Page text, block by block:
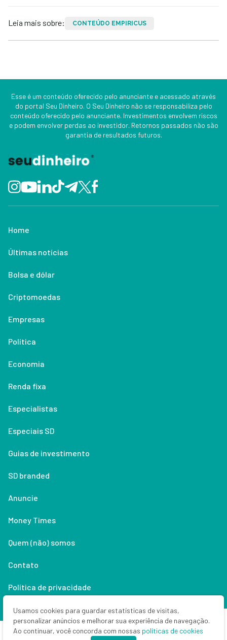
Leia mais sobre: CONTEÚDO EMPIRICUS
Esse é um conteúdo oferecido pelo anunciante e acessado através
do portal Seu Dinheiro. O Seu Dinheiro não se responsabiliza pelo
conteúdo oferecido pelo anunciante. Investimentos envolvem riscos
e podem envolver perdas ao investidor. Retornos passados não são
garantia de resultados futuros.
Home
Últimas notícias
Bolsa e dólar
Criptomoedas
Empresas
Política
Economia
Renda fixa
Especialistas
Especiais SD
Guias de investimento
SD branded
Anuncie
Money Times
Quem (não) somos
Contato
Política de privacidade
Lifestyle
Usamos cookies para guardar estatísticas de visitas,
personalizar anúncios e melhorar sua experiência de navegação.
Ao continuar, você concorda com nossas políticas de cookies